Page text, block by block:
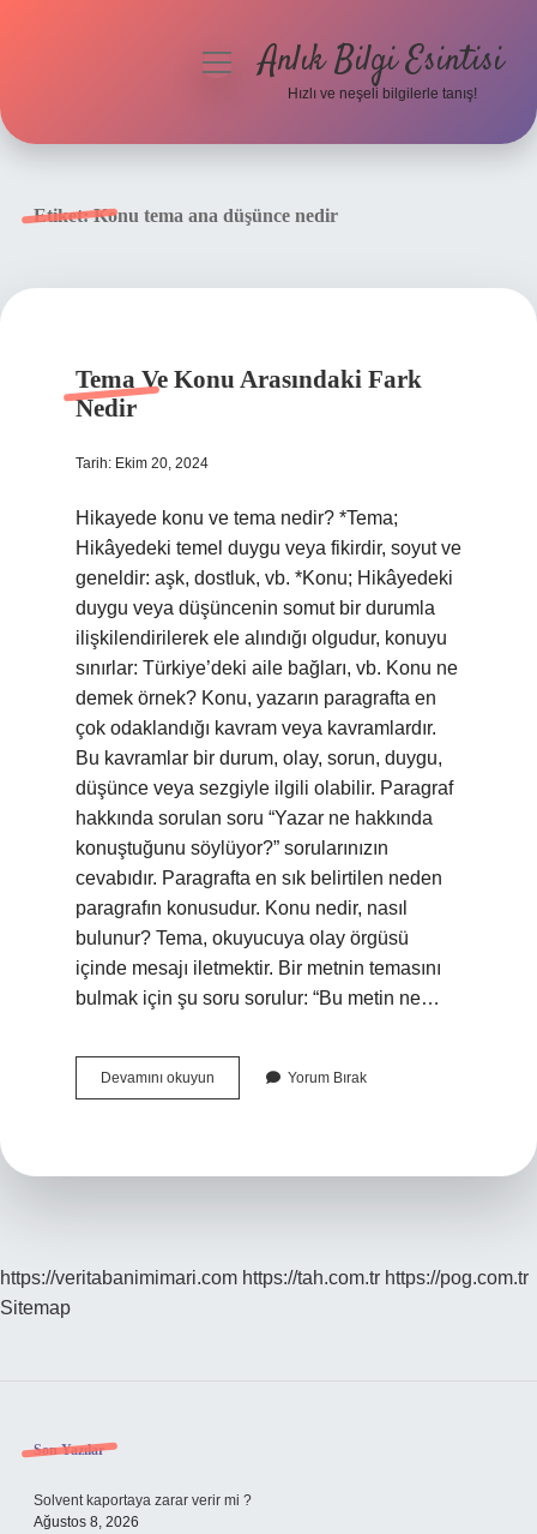
menüyüAnlık Bilgi Esintisi
Hızlı ve neşeli bilgilerle tanış!
Etiket:Konu tema ana düşünce nedir
Tema Ve Konu Arasındaki Fark
Nedir
Tarih: Ekim 20, 2024
Hikayede konu ve tema nedir? *Tema;
Hikâyedeki temel duygu veya fikirdir, soyut ve
geneldir: aşk, dostluk, vb. *Konu; Hikâyedeki
duygu veya düşüncenin somut bir durumla
ilişkilendirilerek ele alındığı olgudur, konuyu
sınırlar: Türkiye’deki aile bağları, vb. Konu ne
demek örnek? Konu, yazarın paragrafta en
çok odaklandığı kavram veya kavramlardır.
Bu kavramlar bir durum, olay, sorun, duygu,
düşünce veya sezgiyle ilgili olabilir. Paragraf
hakkında sorulan soru “Yazar ne hakkında
konuştuğunu söylüyor?” sorularınızın
cevabıdır. Paragrafta en sık belirtilen neden
paragrafın konusudur. Konu nedir, nasıl
bulunur? Tema, okuyucuya olay örgüsü
içinde mesajı iletmektir. Bir metnin temasını
bulmak için şu soru sorulur: “Bu metin ne…
Devamını okuyun
Ve
Yorum Bırak
https://veritabanimimari.com https://tah.com.tr https://pog.com.tr
Sitemap
Sidebar
Son Yazılar
Solvent kaportaya zarar verir mi ?
Ağustos 8, 2026